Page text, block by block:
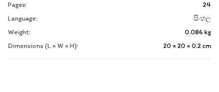
Pages:
24
Language:
සිංහල
Weight:
0.086 kg
Dimensions (L × W × H):
20 × 20 × 0.2cm